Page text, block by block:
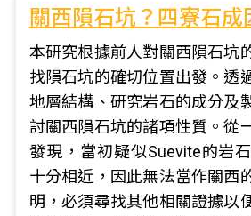
關西隕石坑？四寮石成
本研究根據前人對關西隕石坑
找隕石坑的確切位置出發。透
地層結構、研究岩石的成分及
討關西隕石坑的諸項性質。從
發現，當初疑似Suevite的岩
十分相近，因此無法當作關西
明，必須尋找其他相關證據以